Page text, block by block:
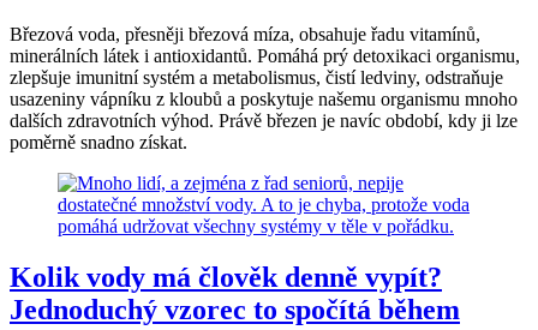
Březová voda, přesněji březová míza, obsahuje řadu vitamínů,
minerálních látek i antioxidantů. Pomáhá prý detoxikaci organismu,
zlepšuje imunitní systém a metabolismus, čistí ledviny, odstraňuje
usazeniny vápníku z kloubů a poskytuje našemu organismu mnoho
dalších zdravotních výhod. Právě březen je navíc období, kdy ji lze
poměrně snadno získat.
Kolik vody má člověk denně vypít?
Jednoduchý vzorec to spočítá během